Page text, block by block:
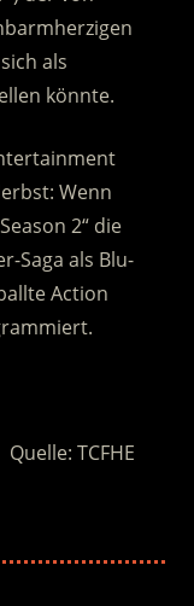
als
könnte.
Wenn
2“ die
Saga als Blu-
Action
Quelle: TCFHE